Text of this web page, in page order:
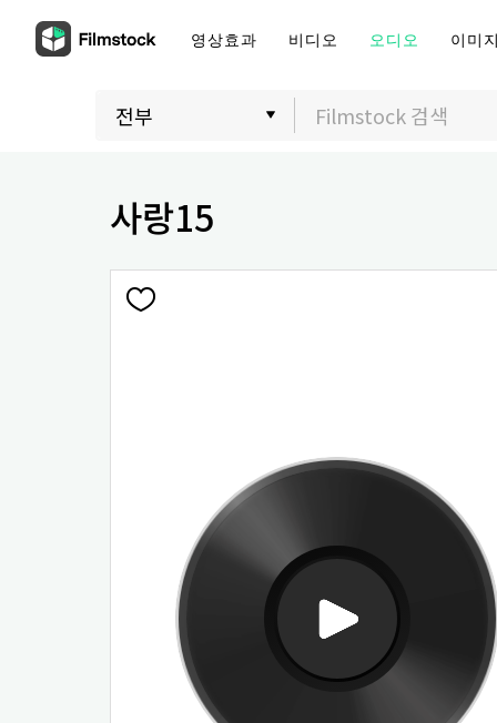
영상효과 비디오 오디오 이미
사랑15